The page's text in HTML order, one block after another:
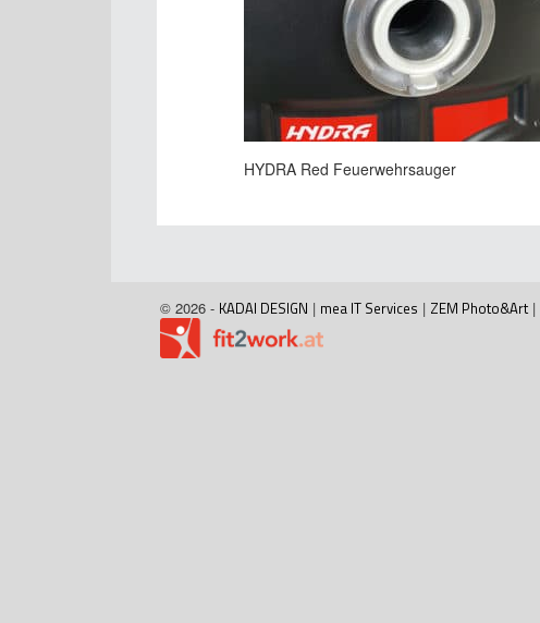
HYDRA Red Feuerwehrsauger
© 2026 - KADAI DESIGN | mea IT Services | ZEM Photo&Art |